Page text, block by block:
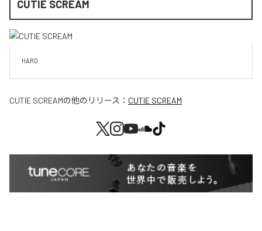
CUTIE SCREAM
HARD
CUTIE SCREAMの他のリリース： CUTIE SCREAM